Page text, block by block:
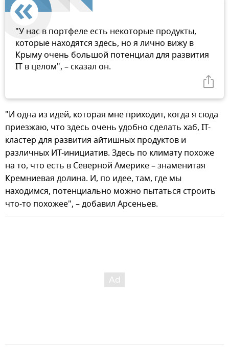
"У нас в портфеле есть некоторые продукты,
которые находятся здесь, но я лично вижу в
Крыму очень большой потенциал для развития
IT в целом", – сказал он.
"И одна из идей, которая мне приходит, когда я сюда
приезжаю, что здесь очень удобно сделать хаб, IT-
кластер для развития айтишных продуктов и
различных ИТ-инициатив. Здесь по климату похоже
на то, что есть в Северной Америке – знаменитая
Кремниевая долина. И, по идее, там, где мы
находимся, потенциально можно пытаться строить
что-то похожее", – добавил Арсеньев.